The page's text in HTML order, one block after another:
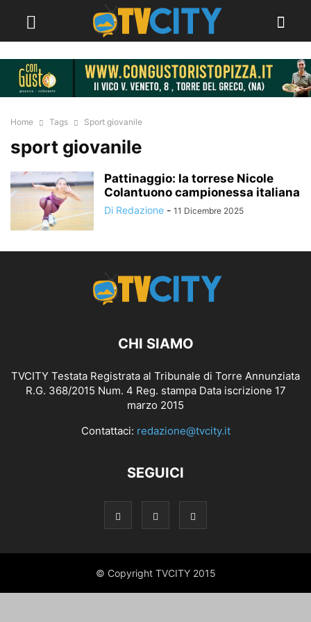
Home Tags Sport giovanile
sport giovanile
Pattinaggio: la torrese Nicole
Colantuono campionessa italiana
Di Redazione - 11 Dicembre 2025
CHI SIAMO
TVCITY Testata Registrata al Tribunale di Torre Annunziata
R.G. 368/2015 Num. 4 Reg. stampa Data iscrizione 17
marzo 2015
Contattaci: redazione@tvcity.it
SEGUICI
© Copyright TVCITY 2015